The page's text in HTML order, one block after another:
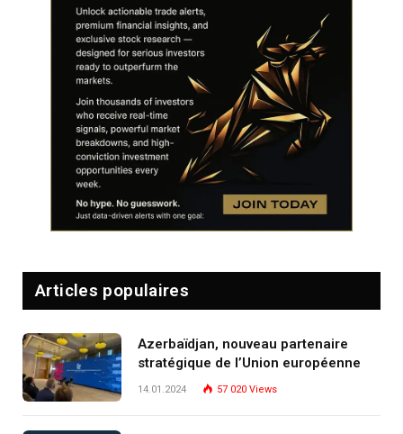
Articles populaires
Azerbaïdjan, nouveau partenaire
stratégique de l’Union européenne
14.01.2024 57 020 Views